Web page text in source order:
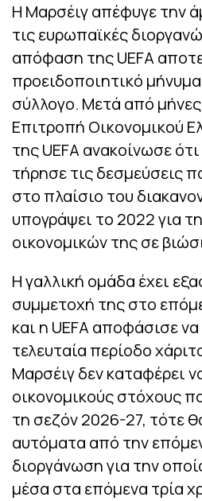
Η Μαρσέιγ απέφυγε την
τις ευρωπαϊκές
απόφαση της UEFA
προειδοποιητικό
σύλλογο. Μετά από
Επιτροπή Οικονομικού
της UEFA ανακοίνωσε
τήρησε τις δεσμεύσεις
στο πλαίσιο του
υπογράψει το 2022 για
οικονομικών της σε
Η γαλλική ομάδα έχει
συμμετοχή της στο
και η UEFA αποφάσισε
τελευταία περίοδο
Μαρσέιγ δεν καταφέρει
οικονομικούς στόχους
τη σεζόν 2026-27, τότε
αυτόματα από την
διοργάνωση για την
μέσα στα επόμενα τρία